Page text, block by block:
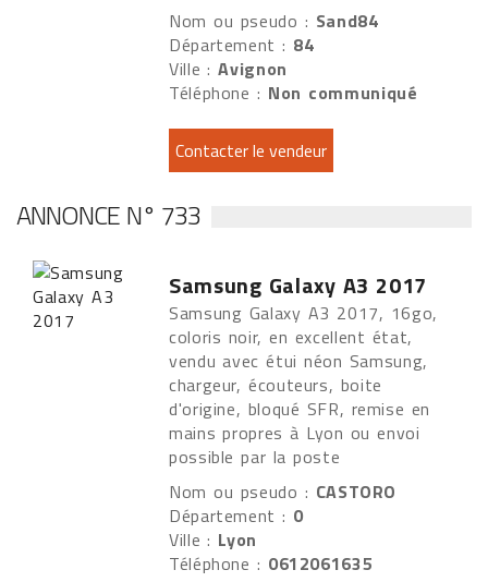
Nom ou pseudo : Sand84
Département : 84
Ville :Avignon
Téléphone : Non communiqué
ANNONCE N° 733
Samsung Galaxy A3 2017
Samsung Galaxy A3 2017, 16go,
coloris noir, en excellent état,
vendu avec étui néon Samsung,
chargeur, écouteurs, boite
d'origine, bloqué SFR, remise en
mains propres à Lyon ou envoi
possible par la poste
Nom ou pseudo : CASTORO
Département : 0
Ville : Lyon
Téléphone : 0612061635